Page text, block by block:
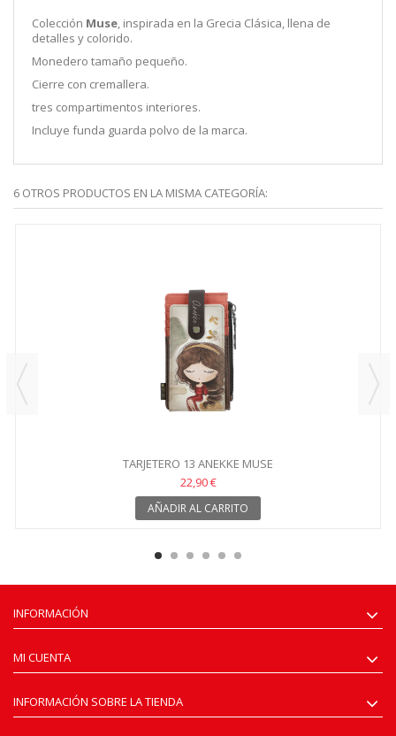
Colección Muse, inspirada en la Grecia Clásica, llena de
detalles y colorido.
Monedero tamaño pequeño.
Cierre con cremallera.
tres compartimentos interiores.
Incluye funda guarda polvo de la marca.
6 OTROS PRODUCTOS EN LA MISMA CATEGORÍA:
TARJETERO 13 ANEKKE MUSE
22,90 €
AÑADIR AL CARRITO
INFORMACIÓN
MI CUENTA
INFORMACIÓN SOBRE LA TIENDA